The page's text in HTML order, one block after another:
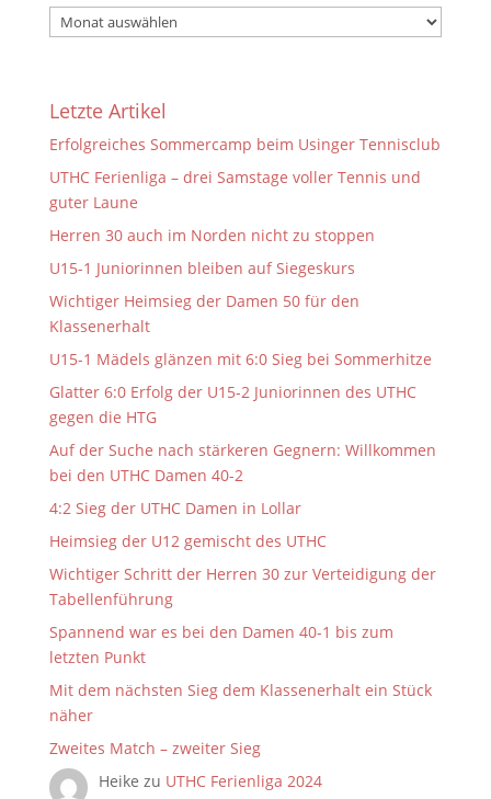
Beitragsarchiv
Letzte Artikel
Erfolgreiches Sommercamp beim Usinger Tennisclub
UTHC Ferienliga – drei Samstage voller Tennis und
guter Laune
Herren 30 auch im Norden nicht zu stoppen
U15-1 Juniorinnen bleiben auf Siegeskurs
Wichtiger Heimsieg der Damen 50 für den
Klassenerhalt
U15-1 Mädels glänzen mit 6:0 Sieg bei Sommerhitze
Glatter 6:0 Erfolg der U15-2 Juniorinnen des UTHC
gegen die HTG
Auf der Suche nach stärkeren Gegnern: Willkommen
bei den UTHC Damen 40-2
4:2 Sieg der UTHC Damen in Lollar
Heimsieg der U12 gemischt des UTHC
Wichtiger Schritt der Herren 30 zur Verteidigung der
Tabellenführung
Spannend war es bei den Damen 40-1 bis zum
letzten Punkt
Mit dem nächsten Sieg dem Klassenerhalt ein Stück
näher
Zweites Match – zweiter Sieg
Heike zu UTHC Ferienliga 2024